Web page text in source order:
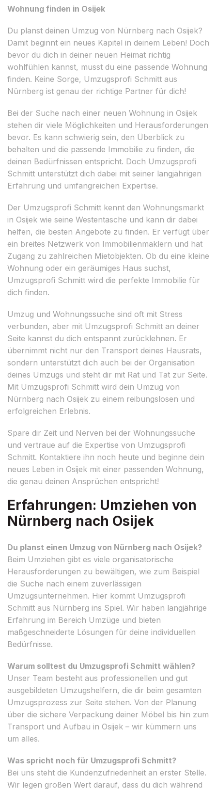
Wohnung finden in Osijek
Du planst deinen Umzug von Nürnberg nach Osijek?
Damit beginnt ein neues Kapitel in deinem Leben! Doch
bevor du dich in deiner neuen Heimat richtig
wohlfühlen kannst, musst du eine passende Wohnung
finden. Keine Sorge, Umzugsprofi Schmitt aus
Nürnberg ist genau der richtige Partner für dich!
Bei der Suche nach einer neuen Wohnung in Osijek
stehen dir viele Möglichkeiten und Herausforderungen
bevor. Es kann schwierig sein, den Überblick zu
behalten und die passende Immobilie zu finden, die
deinen Bedürfnissen entspricht. Doch Umzugsprofi
Schmitt unterstützt dich dabei mit seiner langjährigen
Erfahrung und umfangreichen Expertise.
Der Umzugsprofi Schmitt kennt den Wohnungsmarkt
in Osijek wie seine Westentasche und kann dir dabei
helfen, die besten Angebote zu finden. Er verfügt über
ein breites Netzwerk von Immobilienmaklern und hat
Zugang zu zahlreichen Mietobjekten. Ob du eine kleine
Wohnung oder ein geräumiges Haus suchst,
Umzugsprofi Schmitt wird die perfekte Immobilie für
dich finden.
Umzug und Wohnungssuche sind oft mit Stress
verbunden, aber mit Umzugsprofi Schmitt an deiner
Seite kannst du dich entspannt zurücklehnen. Er
übernimmt nicht nur den Transport deines Hausrats,
sondern unterstützt dich auch bei der Organisation
deines Umzugs und steht dir mit Rat und Tat zur Seite.
Mit Umzugsprofi Schmitt wird dein Umzug von
Nürnberg nach Osijek zu einem reibungslosen und
erfolgreichen Erlebnis.
Spare dir Zeit und Nerven bei der Wohnungssuche
und vertraue auf die Expertise von Umzugsprofi
Schmitt. Kontaktiere ihn noch heute und beginne dein
neues Leben in Osijek mit einer passenden Wohnung,
die genau deinen Ansprüchen entspricht!
Erfahrungen: Umziehen von
Nürnberg nach Osijek
Du planst einen Umzug von Nürnberg nach Osijek?
Beim Umziehen gibt es viele organisatorische
Herausforderungen zu bewältigen, wie zum Beispiel
die Suche nach einem zuverlässigen
Umzugsunternehmen. Hier kommt Umzugsprofi
Schmitt aus Nürnberg ins Spiel. Wir haben langjährige
Erfahrung im Bereich Umzüge und bieten
maßgeschneiderte Lösungen für deine individuellen
Bedürfnisse.
Warum solltest du Umzugsprofi Schmitt wählen?
Unser Team besteht aus professionellen und gut
ausgebildeten Umzugshelfern, die dir beim gesamten
Umzugsprozess zur Seite stehen. Von der Planung
über die sichere Verpackung deiner Möbel bis hin zum
Transport und Aufbau in Osijek – wir kümmern uns
um alles.
Was spricht noch für Umzugsprofi Schmitt?
Bei uns steht die Kundenzufriedenheit an erster Stelle.
Wir legen großen Wert darauf, dass du dich während